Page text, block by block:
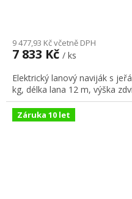
9 477,93 Kč včetně DPH
7 833 Kč / ks
Elektrický lanový naviják s
kg, délka lana 12 m, výška
Záruka 10 let